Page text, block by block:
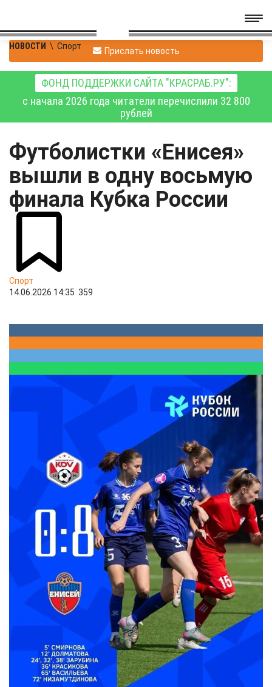
НОВОСТИ \ Спорт Прислать новость
ФОНД ПОДДЕРЖКИ САЙТА "КРАСРАБ.РУ":
с начала 2026 года читатели перечислили 32 800
рублей
Футболистки «Енисея»
вышли в одну восьмую
финала Кубка России
Спорт
14.06.2026 14:35 359